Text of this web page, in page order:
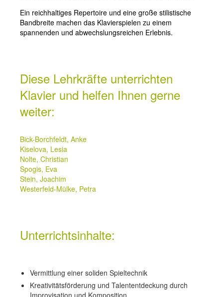
Ein reichhaltiges Repertoire und eine große stilistische
Bandbreite machen das Klavierspielen zu einem
spannenden und abwechslungsreichen Erlebnis.
Diese Lehrkräfte unterrichten
Klavier und helfen Ihnen gerne
weiter:
Bick-Borchfeldt, Anke
Kiselova, Lesia
Nolte, Christian
Spogis, Eva
Stein, Joachim
Westerfeld-Mülke, Petra
Unterrichtsinhalte:
Vermittlung einer soliden Spieltechnik
Kreativitätsförderung und Talententdeckung durch
Improvisation und Komposition